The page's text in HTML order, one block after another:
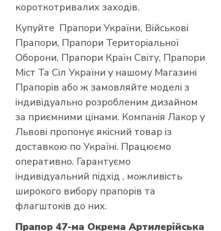
короткотривалих заходів.
Купуйте Прапори України, Військові
Прапори, Прапори Територіальної
Оборони, Прапори Країн Світу, Прапори
Міст Та Сіл України у нашому Магазині
Прапорів або ж замовляйте моделі з
індивідуально розробленим дизайном
за приємними цінами. Компанія Лакор у
Львові пропонує якісний товар із
доставкою по Україні. Працюємо
оперативно. Гарантуємо
індивідуальний підхід , можливість
широкого вибору прапорів та
флагштоків до них.
Прапор 47-ма Окрема Артилерійська